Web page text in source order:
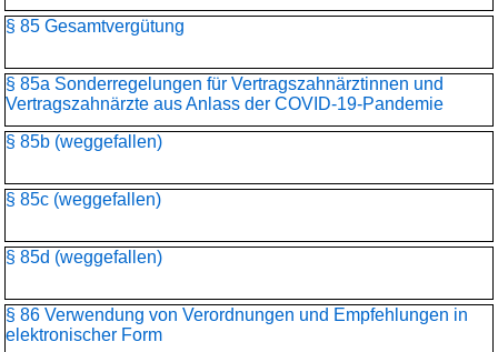
§ 85 Gesamtvergütung
§ 85a Sonderregelungen für Vertragszahnärztinnen und
Vertragszahnärzte aus Anlass der COVID-19-Pandemie
§ 85b (weggefallen)
§ 85c (weggefallen)
§ 85d (weggefallen)
§ 86 Verwendung von Verordnungen und Empfehlungen in
elektronischer Form